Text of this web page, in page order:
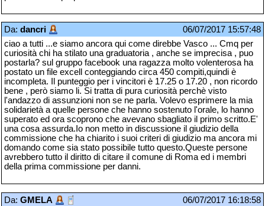
Da: dancri
06/07/2017 15:57:48
ciao a tutti ...e siamo ancora qui come direbbe Vasco ... Cmq per
curiosità chi ha stilato una graduatoria , anche se imprecisa , puo
postarla? sul gruppo facebook una ragazza molto volenterosa ha
postato un file excell conteggiando circa 450 compiti,quindi è
incompleta. Il punteggio per i vincitori è 17.25 o 17.20 , non ricordo
bene , però siamo li. Si tratta di pura curiosità perchè visto
l'andazzo di assunzioni non se ne parla. Volevo esprimere la mia
solidarietà a quelle persone che hanno sostenuto l'orale, lo hanno
superato ed ora scoprono che avevano sbagliato il primo scritto.E'
una cosa assurda.Io non metto in discussione il giudizio della
commissione che ha chiarito i suoi criteri di giudizio ma ancora mi
domando come sia stato possibile tutto questo.Queste persone
avrebbero tutto il diritto di citare il comune di Roma ed i membri
della prima commissione per danni.
Da: GMELA 06/07/2017 16:18:58